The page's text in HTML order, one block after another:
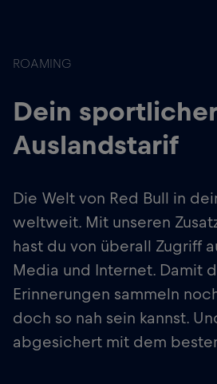
ROAMING
Dein
Auslandstarif
Die Welt von Red Bull in
weltweit. Mit unseren
hast du von überall Zugriff
Media und Internet. Damit
Erinnerungen sammeln
doch so nah sein kannst.
abgesichert mit dem